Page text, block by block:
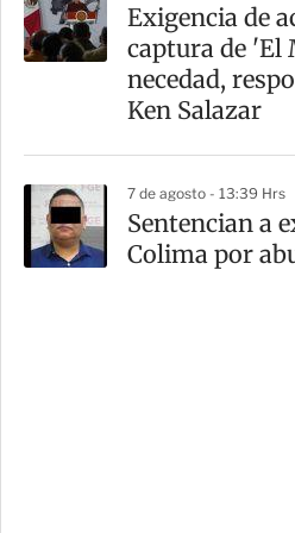
Exigencia de
captura de 'El
necedad,
Ken Salazar
7 de agosto - 13:39 Hrs
Sentencian a
Colima por